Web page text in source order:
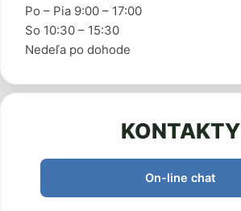
Po – Pia 9:00 – 17:00
So 10:30 – 15:30
Nedeľa po dohode
KONTAKTY
On-line chat